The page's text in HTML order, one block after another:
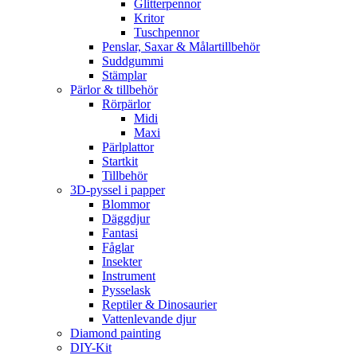
Glitterpennor
Kritor
Tuschpennor
Penslar, Saxar & Målartillbehör
Suddgummi
Stämplar
Pärlor & tillbehör
Rörpärlor
Midi
Maxi
Pärlplattor
Startkit
Tillbehör
3D-pyssel i papper
Blommor
Däggdjur
Fantasi
Fåglar
Insekter
Instrument
Pysselask
Reptiler & Dinosaurier
Vattenlevande djur
Diamond painting
DIY-Kit